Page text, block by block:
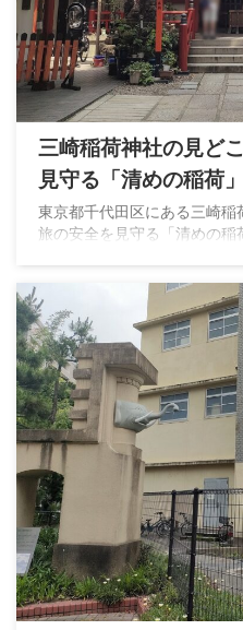
三崎稲荷神社の見ど
見守る「清めの稲荷」
東京都千代田区にある三崎稲
旅の安全を見守る「清めの稲